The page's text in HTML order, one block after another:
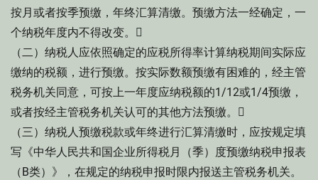
按月或者按季预缴，年终汇算清缴。预缴方法一经确定，一
个纳税年度内不得改变。
（二）纳税人应依照确定的应税所得率计算纳税期间实际应
缴纳的税额，进行预缴。按实际数额预缴有困难的，经主管
税务机关同意，可按上一年度应纳税额的1/12或1/4预缴，
或者按经主管税务机关认可的其他方法预缴。
（三）纳税人预缴税款或年终进行汇算清缴时，应按规定填
写《中华人民共和国企业所得税月（季）度预缴纳税申报表
（B类）》，在规定的纳税申报时限内报送主管税务机关。